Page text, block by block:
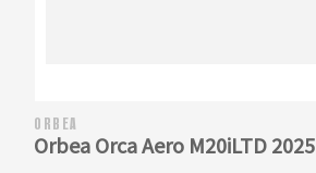
ORBEA
Orbea Orca Aero M20iLTD 2025